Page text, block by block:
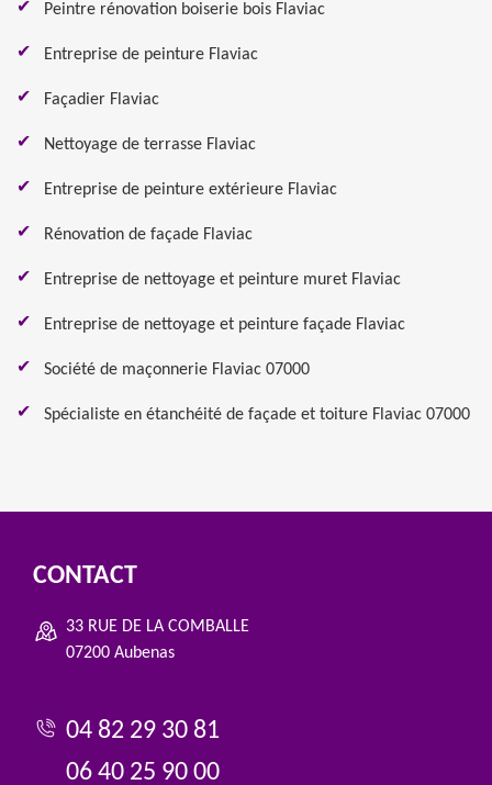
Peintre rénovation boiserie bois Flaviac
Entreprise de peinture Flaviac
Façadier Flaviac
Nettoyage de terrasse Flaviac
Entreprise de peinture extérieure Flaviac
Rénovation de façade Flaviac
Entreprise de nettoyage et peinture muret Flaviac
Entreprise de nettoyage et peinture façade Flaviac
Société de maçonnerie Flaviac 07000
Spécialiste en étanchéité de façade et toiture Flaviac 07000
CONTACT
33 RUE DE LA COMBALLE
07200 Aubenas
04 82 29 30 81
06 40 25 90 00